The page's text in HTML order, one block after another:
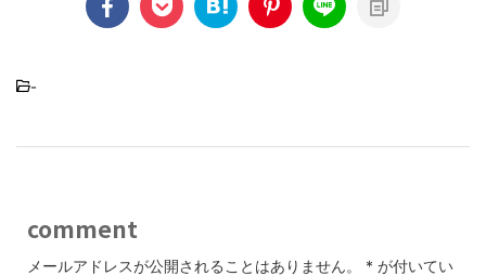
-
comment
メールアドレスが公開されることはありません。 * が付いてい